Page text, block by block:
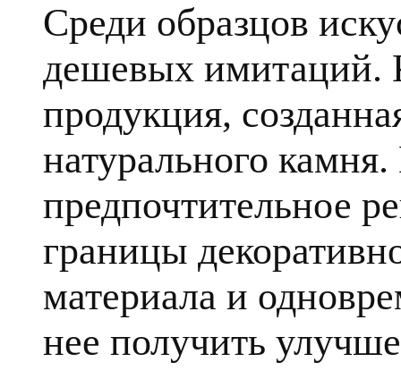
Среди образцов
дешевых имитаций.
продукция,
натурального
предпочтительное
границы
материала и
нее получить